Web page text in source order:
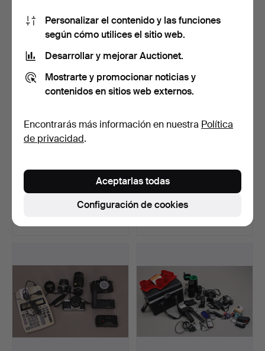
85 USD 206 USD
CÁMARAS, 12 piezas, 1900
+ ACCESORIOS, un …
69 USD
CÁMARAS, 12 piezas, 1900.
12 pujas
Personalizar el contenido y las funciones
según cómo utilices el sitio web.
Desarrollar y mejorar Auctionet.
Mostrarte y promocionar noticias y
contenidos en sitios web externos.
Encontrarás más información en nuestra Política
de privacidad.
Configuración de cookies
Aceptarlas todas